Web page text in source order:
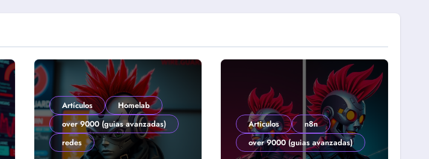
Artículos
Homelab
over 9000 (guias avanzadas)
redes
Artículos
n8n
over 9000 (guias avanzadas)